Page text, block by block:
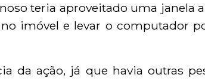
teria aproveitado uma janela
imóvel e levar o computador
da ação, já que havia outras